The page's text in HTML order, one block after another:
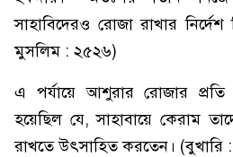
সাহাবিদেরও রোজা রাখার
মুসলিম : ২৫২৬)
এ পর্যায়ে আশুরার রোজার
হয়েছিল যে, সাহাবায়ে কেরাম
রাখতে উৎসাহিত করতেন।